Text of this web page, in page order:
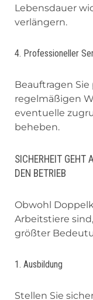
Lebensdauer
verlängern.
4. Professioneller
Beauftragen
regelmäßigen
eventuelle
beheben.
SICHERHEIT GEHT
DEN BETRIEB
Obwohl
Arbeitstiere
größter
1. Ausbildung
Stellen Sie